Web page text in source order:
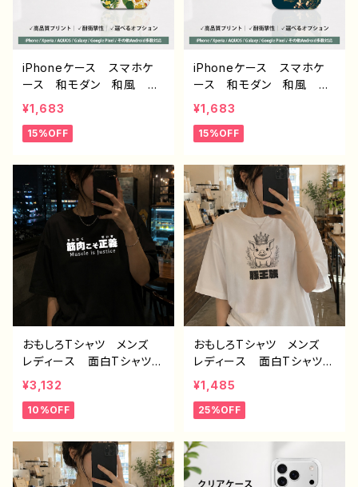
iPhoneケース スマホケ
ース 和モダン 和風 和
柄 花柄 シンプル おし
ゃれ メンズ 大人女子
かわいい 安い iPhone1
め 個性的 Android ア
ンドロイド ケース Galax
y AQUOS Xperia Go
ogle Pixel タイトル：和柄
フラワー デザイン930 J1-
9
¥1,683
15%OFF
iPhoneケース スマホケ
ース 和モダン 和風 和
柄 動物 犬 シンプル
おしゃれ メンズ 大人女
子 かわいい 安い iPho
すすめ 個性的 Android
アンドロイド ケース G
alaxy AQUOS Xperia
Google Pixel タイト
ル：和モダン / シーズー デ
ザイン931 J1-9
¥1,683
15%OFF
おもしろTシャツ メンズ
レディース 面白Tシャツ
文字 ネタTシャツ かわ
いい おしゃれ 個性的
おすすめ 半袖シャツ デ
ル デザイン グッズ タイ
トル：筋肉こそ正義 作：ん
ごミック G-6
¥3,132
10%OFF
おもしろTシャツ メンズ
レディース 面白Tシャツ
かわいい おしゃれ イラ
スト ブタ 動物 ゆるか
わ ゆるい ユニーク ネ
ー おすすめ 個性的 人
気 イラストレーター クリ
エイター 絵師 オリジナ
¥1,485
25%OFF